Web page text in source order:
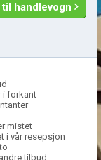
handlevogn
i forkant
mistet
i vår resepsjon
tilbud